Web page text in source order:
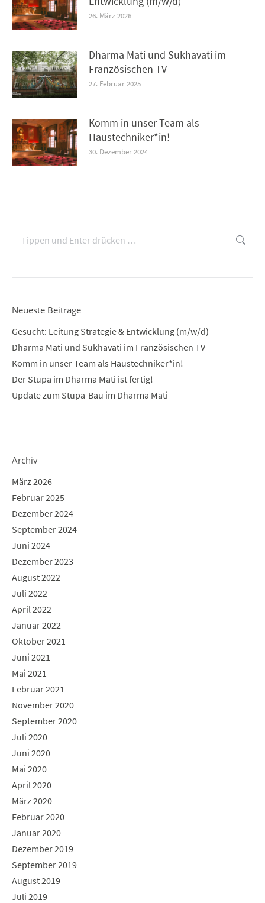
26. März 2026
Dharma Mati und Sukhavati im
Französischen TV
27. Februar 2025
Komm in unser Team als
Haustechniker*in!
30. Dezember 2024
Search:
Neueste Beiträge
Gesucht: Leitung Strategie & Entwicklung (m/w/d)
Dharma Mati und Sukhavati im Französischen TV
Komm in unser Team als Haustechniker*in!
Der Stupa im Dharma Mati ist fertig!
Update zum Stupa-Bau im Dharma Mati
Archiv
März 2026
Februar 2025
Dezember 2024
September 2024
Juni 2024
Dezember 2023
August 2022
Juli 2022
April 2022
Januar 2022
Oktober 2021
Juni 2021
Mai 2021
Februar 2021
November 2020
September 2020
Juli 2020
Juni 2020
Mai 2020
April 2020
März 2020
Februar 2020
Januar 2020
Dezember 2019
September 2019
August 2019
Juli 2019